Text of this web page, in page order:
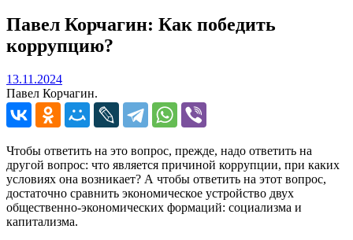
Павел Корчагин: Как победить
коррупцию?
13.11.202413.11.2024
Павел Корчагин.
Чтобы ответить на это вопрос, прежде, надо ответить на
другой вопрос: что является причиной коррупции, при каких
условиях она возникает? А чтобы ответить на этот вопрос,
достаточно сравнить экономическое устройство двух
общественно-экономических формаций: социализма и
капитализма.